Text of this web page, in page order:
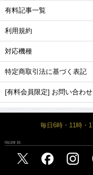
有料記事一覧
利用規約
対応機種
特定商取引法に基づく表記
[有料会員限定] お問い合わせ
毎日6時・11時・
FOLLOW US